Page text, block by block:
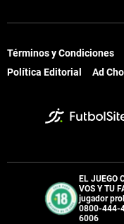
Términos y Condiciones
Política Editorial
Ad
EL JUEGO
VOS Y TU
jugador
0800-444-
6006